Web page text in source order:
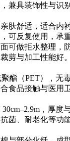
具装饰性与识别
舒适，适合内
反复使用，承重
做拒水整理，防
剪与加工性能好。
（PET），无
品接触与医用卫
，厚度
、耐老化等功能